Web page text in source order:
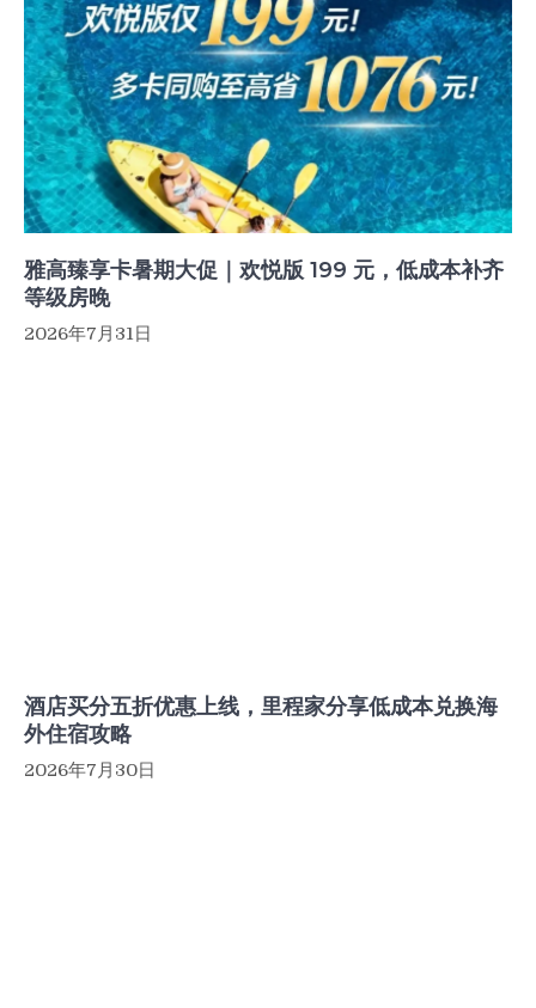
雅高臻享卡暑期大促｜欢悦版 199 元，低成本补齐
等级房晚
2026年7月31日
酒店买分五折优惠上线，里程家分享低成本兑换海
外住宿攻略
2026年7月30日